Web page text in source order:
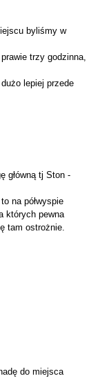
byliśmy w
trzy godzinna,
lepiej przede
główną tj Ston -
na półwyspie
których pewna
tam ostrożnie.
do miejsca